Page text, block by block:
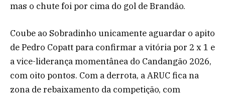
mas o chute foi por cima do gol de Brandão.
Coube ao Sobradinho unicamente aguardar o apito
de Pedro Copatt para confirmar a vitória por 2 x 1 e
a vice-liderança momentânea do Candangão 2026,
com oito pontos. Com a derrota, a ARUC fica na
zona de rebaixamento da competição, com